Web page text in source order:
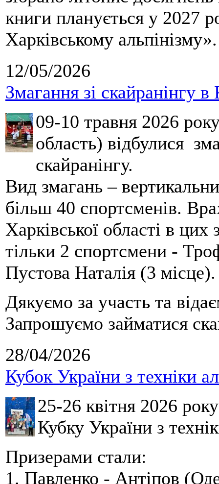
книги планується у 2027
Харківському альпінізму».
12/05/2026
Змагання зі скайранінгу в
09-10 травня 2026
область) відбулися
скайранінгу.
Вид змагань –
більш 40 спортсменів.
Харківської області в
тільки 2 спортсмени -
Пустова Наталія (3 місце).
Дякуємо за участь та
Запрошуємо займатися
28/04/2026
Кубок України з техніки
25-26 квітня 2026
Кубку України з
Призерами стали:
1. Павленко - Антіпов